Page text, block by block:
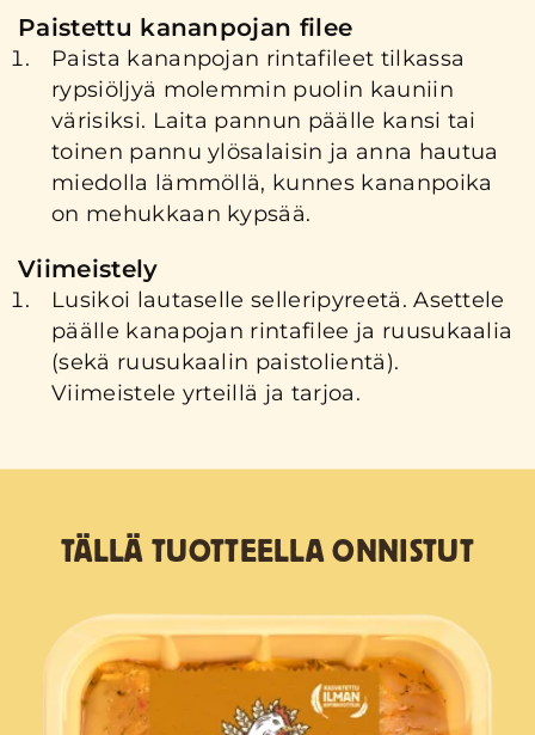
Paistettu kananpojan filee
Paista kananpojan rintafileet tilkassa
rypsiöljyä molemmin puolin kauniin
värisiksi. Laita pannun päälle kansi tai
toinen pannu ylösalaisin ja anna hautua
miedolla lämmöllä, kunnes kananpoika
on mehukkaan kypsää.
Viimeistely
Lusikoi lautaselle selleripyreetä. Asettele
päälle kanapojan rintafilee ja ruusukaalia
(sekä ruusukaalin paistolientä).
Viimeistele yrteillä ja tarjoa.
TÄLLÄ TUOTTEELLA ONNISTUT